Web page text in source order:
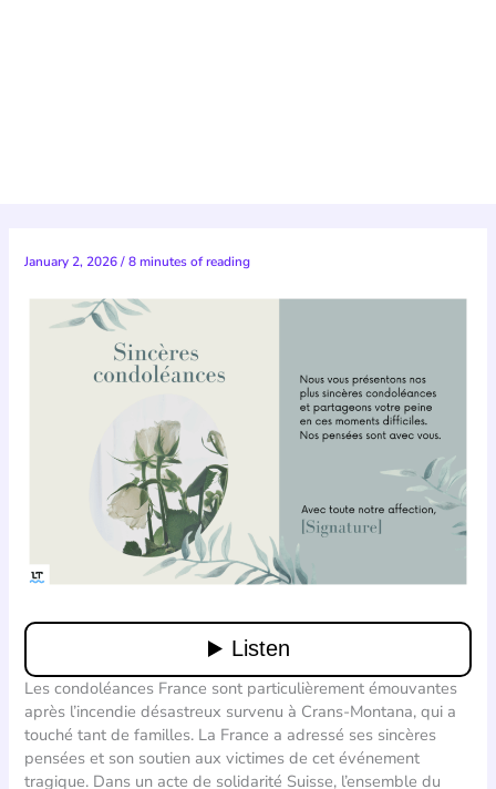
January 2, 2026/8 minutes of reading
Les condoléances France sont particulièrement émouvantes
après l’incendie désastreux survenu à Crans-Montana, qui a
touché tant de familles. La France a adressé ses sincères
pensées et son soutien aux victimes de cet événement
tragique. Dans un acte de solidarité Suisse, l’ensemble du